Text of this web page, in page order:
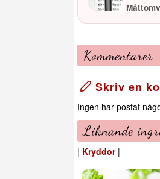
Kommentarer
Skriv en
Ingen har postat
Liknande
| Kryddor|